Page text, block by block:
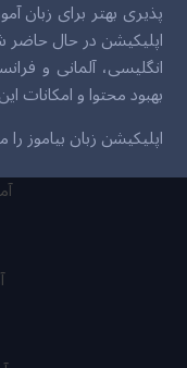
پذیری بهتر برای زبان
اپلیکیشن در حال حاضر
انگلیسی، آلمانی و
بهبود محتوا و امکانات
اپلیکیشن زبان بیاموز